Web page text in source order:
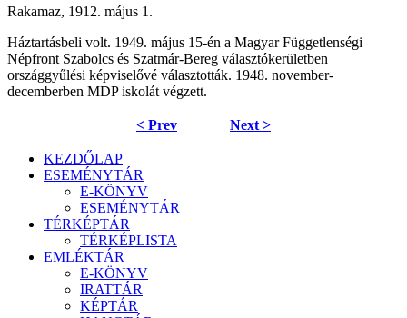
Rakamaz, 1912. május 1.
Háztartásbeli volt. 1949. május 15-én a Magyar Függetlenségi
Népfront Szabolcs és Szatmár-Bereg választókerületben
országgyűlési képviselővé választották. 1948. november-
decemberben MDP iskolát végzett.
< Prev Next >
KEZDŐLAP
ESEMÉNYTÁR
E-KÖNYV
ESEMÉNYTÁR
TÉRKÉPTÁR
TÉRKÉPLISTA
EMLÉKTÁR
E-KÖNYV
IRATTÁR
KÉPTÁR